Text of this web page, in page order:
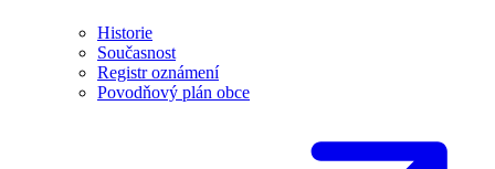
Historie
Současnost
Registr oznámení
Povodňový plán obce